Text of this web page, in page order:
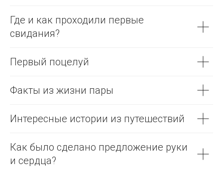
Где и как проходили первые
свидания?
Первый поцелуй
Факты из жизни пары
Интересные истории из путешествий
Как было сделано предложение руки
и сердца?